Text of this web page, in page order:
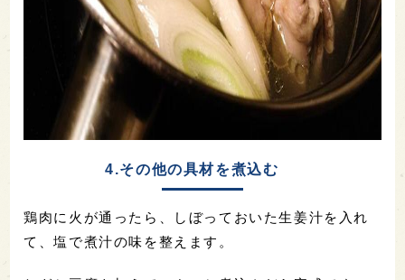
4.その他の具材を煮込む
鶏肉に火が通ったら、しぼっておいた生姜汁を入れ
て、塩で煮汁の味を整えます。